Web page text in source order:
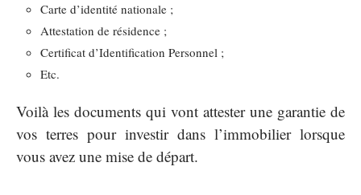
Carte d’identité nationale ;
Attestation de résidence ;
Certificat d’Identification Personnel ;
Etc.
Voilà les documents qui vont attester une garantie de
vos terres pour investir dans l’immobilier lorsque
vous avez une mise de départ.